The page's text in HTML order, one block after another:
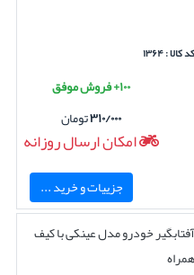
کد کالا : ۱۳۶۴
۱۰۰+ فروش موفق
۳۱۰/۰۰۰تومان
امکان ارسال روزانه
جزییات و خرید ...
آفتابگیر خودرو مدل عینکی با کیف
همراه